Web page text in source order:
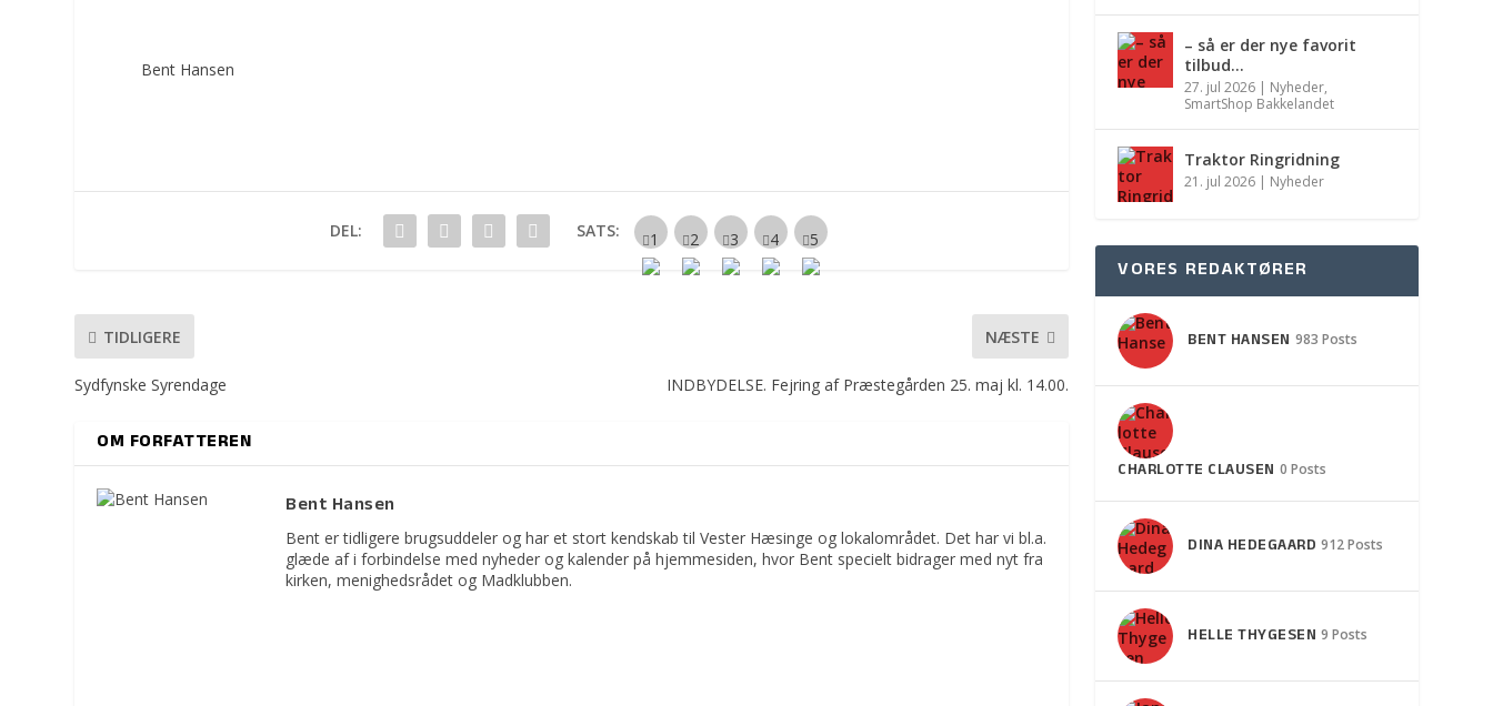
Bent Hansen
DEL: SATS:
TIDLIGERE
Sydfynske Syrendage
NÆSTE
INDBYDELSE. Fejring af Præstegården 25. maj kl. 14.00.
OM FORFATTEREN
Bent Hansen
Bent er tidligere brugsuddeler og har et stort kendskab til Vester Hæsinge og lokalområdet. Det har vi bl.a.
glæde af i forbindelse med nyheder og kalender på hjemmesiden, hvor Bent specielt bidrager med nyt fra
kirken, menighedsrådet og Madklubben.
– så er der nye favorit
tilbud…
27. jul 2026 | Nyheder,
SmartShop Bakkelandet
Traktor Ringridning
21. jul 2026 | Nyheder
VORES REDAKTØRER
BENT HANSEN 983 Posts
CHARLOTTE CLAUSEN 0 Posts
DINA HEDEGAARD 912 Posts
HELLE THYGESEN 9 Posts